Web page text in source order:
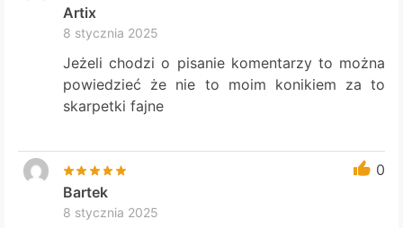
Artix
8 stycznia 2025
Jeżeli chodzi o pisanie komentarzy to można
powiedzieć że nie to moim konikiem za to
skarpetki fajne
0
Bartek
8 stycznia 2025